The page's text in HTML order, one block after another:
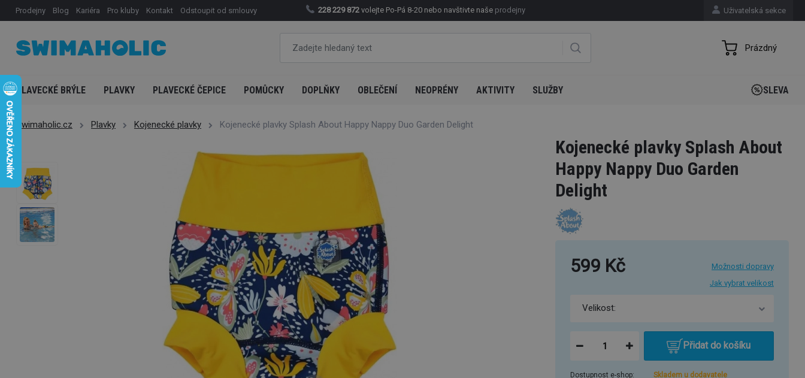
Prodejny Blog Kariéra Pro kluby Kontakt Odstoupit od smlouvy 228 229 872 volejte Po-Pá 8-20 nebo navštivte naše prodejny Uživatelská sekce
Prázdný
PLAVECKÉ BRÝLE PLAVKY PLAVECKÉ ČEPICE POMŮCKY DOPLŇKY OBLEČENÍ NEOPRÉNY AKTIVITY SLUŽBY SLEVA
Swimaholic.cz Plavky Kojenecké plavky Kojenecké plavky Splash About Happy Nappy Duo Garden Delight
Kojenecké plavky Splash About
Happy Nappy Duo Garden
Delight
599 Kč
Možnosti dopravy
Jak vybrat velikost
Přidat do košíku
Dostupnost e-shop:
Skladem u dodavatele